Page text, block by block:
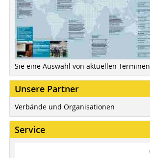
Sie eine Auswahl von aktuellen Terminen
Unsere Partner
Verbände und Organisationen
Service